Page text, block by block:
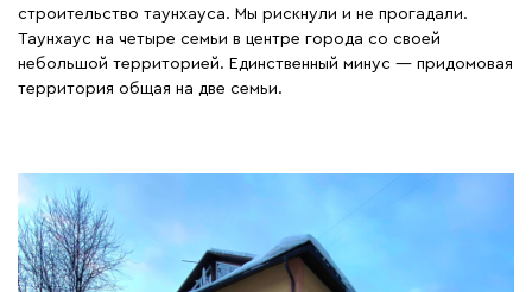
строительство таунхауса. Мы рискнули и не прогадали.
Таунхаус на четыре семьи в центре города со своей
небольшой территорией. Единственный минус — придомовая
территория общая на две семьи.